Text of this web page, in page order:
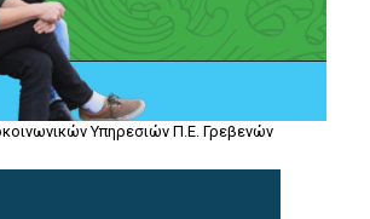
Υπηρεσιών Π.Ε. Γρεβενών